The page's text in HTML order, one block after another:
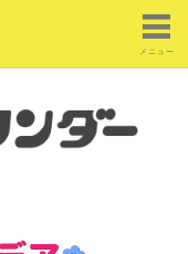
メニュー